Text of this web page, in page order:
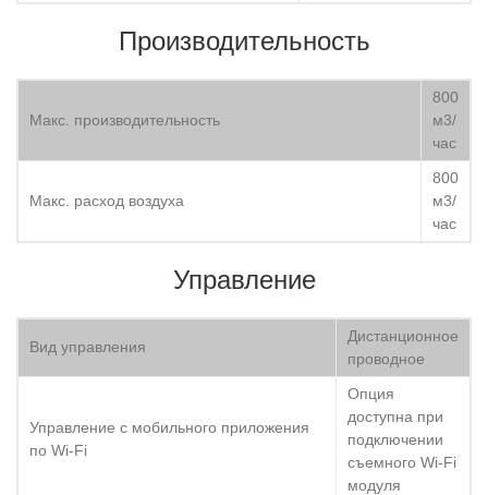
Производительность
Макс. производительность
800
м3/
час
Макс. расход воздуха
800
м3/
час
Управление
Вид управления
Дистанционное
проводное
Управление c мобильного приложения
по Wi-Fi
Опция
доступна при
подключении
съемного Wi-Fi
модуля